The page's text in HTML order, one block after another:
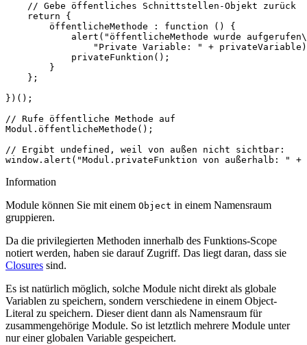
// Gebe öffentliches Schnittstellen-Objekt zurück
return
{
öffentlicheMethode
: function ()
{
alert ( "öffentlicheMethode wurde
"Private Variable: "
+ privateVariable
privateFunktion ();
}
};
})();
// Rufe öffentliche Methode auf
Modul . öffentlicheMethode ();
// Ergibt undefined, weil von außen nicht sichtbar:
window . alert ( "Modul.privateFunktion von außerhalb: " +
Information
Module können Sie mit einem Object in einem Namensraum
gruppieren.
Da die privilegierten Methoden innerhalb des Funktions-Scope
notiert werden, haben sie darauf Zugriff. Das liegt daran, dass sie
Closures sind.
Es ist natürlich möglich, solche Module nicht direkt als globale
Variablen zu speichern, sondern verschiedene in einem Object-
Literal zu speichern. Dieser dient dann als Namensraum für
zusammengehörige Module. So ist letztlich mehrere Module unter
nur einer globalen Variable gespeichert.